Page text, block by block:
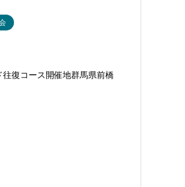
復コース開催地群馬県前橋